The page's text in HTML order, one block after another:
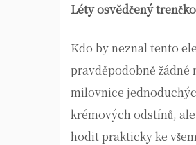
Léty osvědčený
Kdo by neznal tento
pravděpodobně
milovnice
krémových odstínů,
hodit prakticky ke